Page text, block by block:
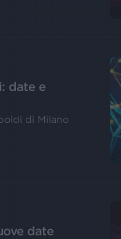
date e
di Milano
date